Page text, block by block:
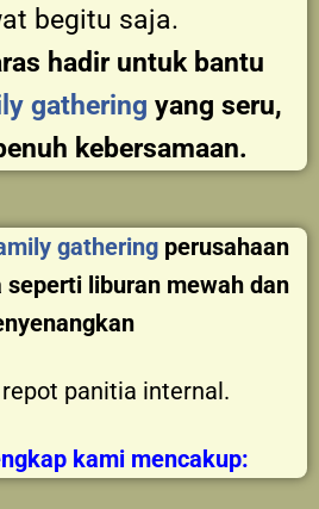
begitu saja.
hadir untuk bantu
gathering yang seru,
kebersamaan.
gathering perusahaan
liburan mewah dan
panitia internal.
kami mencakup: